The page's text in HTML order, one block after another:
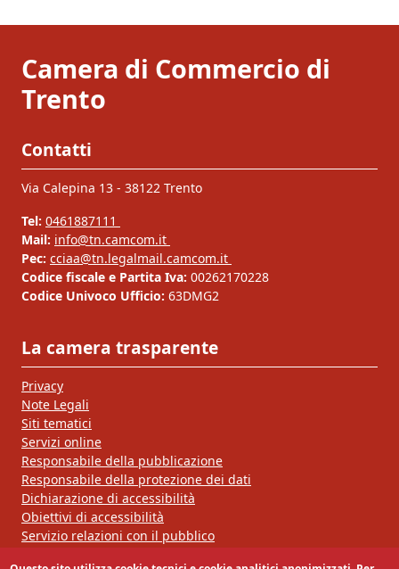
Camera di Commercio di
Trento
Contatti
Via Calepina 13 - 38122 Trento
Tel: 0461887111
Mail: info@tn.camcom.it
Pec: cciaa@tn.legalmail.camcom.it
Codice fiscale e Partita Iva: 00262170228
Codice Univoco Ufficio: 63DMG2
La camera trasparente
Privacy
Note Legali
Siti tematici
Servizi online
Responsabile della pubblicazione
Responsabile della protezione dei dati
Dichiarazione di accessibilità
Obiettivi di accessibilità
Servizio relazioni con il pubblico